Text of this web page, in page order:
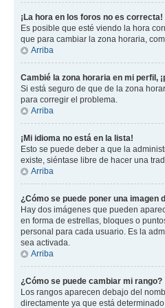
¡La hora en los foros no es correcta!
Es posible que esté viendo la hora
que para cambiar la zona horaria,
Arriba
Cambié la zona horaria en mi perfil,
Si está seguro de que de la zona
para corregir el problema.
Arriba
¡Mi idioma no está en la lista!
Esto se puede deber a que la
existe, siéntase libre de hacer una
Arriba
¿Cómo se puede poner una imagen
Hay dos imágenes que pueden
en forma de estrellas, bloques o
personal para cada usuario. Es la
sea activada.
Arriba
¿Cómo se puede cambiar mi rango?
Los rangos aparecen debajo del
directamente ya que está